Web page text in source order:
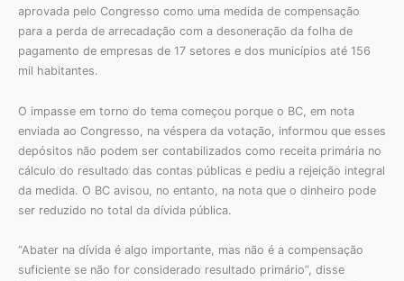
aprovada pelo Congresso como uma medida de compensação
para a perda de arrecadação com a desoneração da folha de
pagamento de empresas de 17 setores e dos municípios até 156
mil habitantes.
O impasse em torno do tema começou porque o BC, em nota
enviada ao Congresso, na véspera da votação, informou que esses
depósitos não podem ser contabilizados como receita primária no
cálculo do resultado das contas públicas e pediu a rejeição integral
da medida. O BC avisou, no entanto, na nota que o dinheiro pode
ser reduzido no total da dívida pública.
“Abater na dívida é algo importante, mas não é a compensação
suficiente se não for considerado resultado primário”, disse